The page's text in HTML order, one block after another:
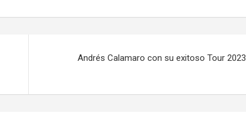
Andrés Calamaro con su exitoso Tour 2023